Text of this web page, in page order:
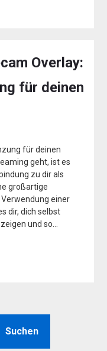
Overlay:
für deinen
für deinen
geht, ist es
zu dir als
großartige
einer
dir, dich selbst
und so…
Suchen